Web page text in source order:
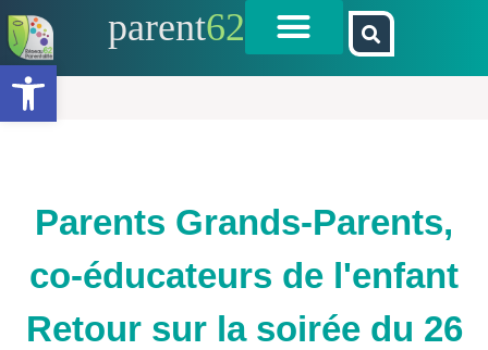
Ouvrir la barre d’outils
parent62
Parents Grands-Parents,
co-éducateurs de l'enfant
Retour sur la soirée du 26